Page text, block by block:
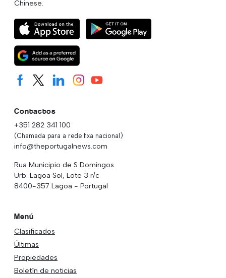
Chinese.
Contactos
+351 282 341 100
(Chamada para a rede fixa nacional)
info@theportugalnews.com
Rua Municipio de S Domingos
Urb. Lagoa Sol, Lote 3 r/c
8400-357 Lagoa - Portugal
Menú
Clasificados
Últimas
Propiedades
Boletín de noticias